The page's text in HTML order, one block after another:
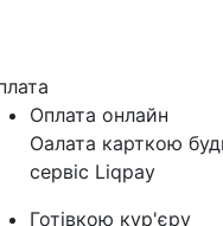
Оплата онлайн
Оалата карткою
сервіс Liqpay
Готівкою кур'єру